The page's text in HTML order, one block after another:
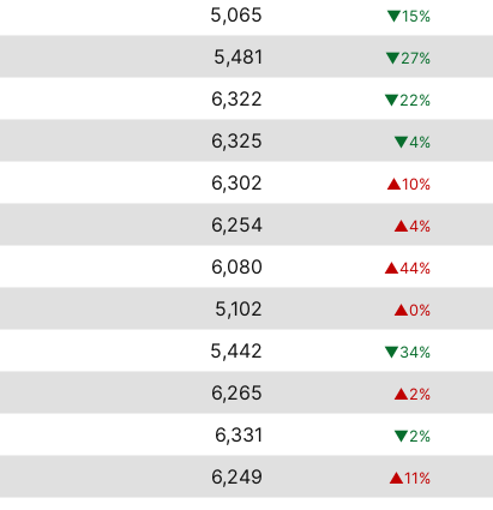
5,065 ▼15%
5,481 ▼27%
6,322 ▼22%
6,325 ▼4%
6,302 ▲10%
6,254 ▲4%
6,080 ▲44%
5,102 ▲0%
5,442 ▼34%
6,265 ▲2%
6,331 ▼2%
6,249 ▲11%